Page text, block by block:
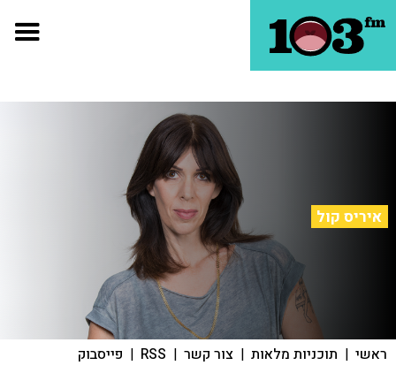
איריס קול
ראשי | תוכניות מלאות | צור קשר |
RSS
| פייסבוק